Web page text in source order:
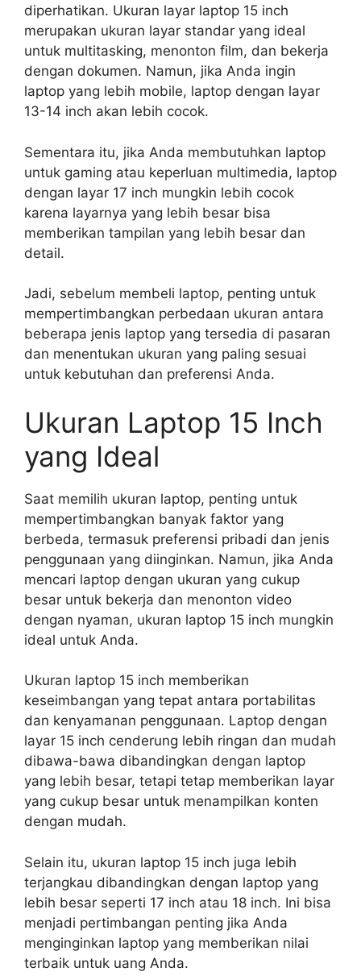
diperhatikan. Ukuran layar laptop 15 inch
merupakan ukuran layar standar yang ideal
untuk multitasking, menonton film, dan bekerja
dengan dokumen. Namun, jika Anda ingin
laptop yang lebih mobile, laptop dengan layar
13-14 inch akan lebih cocok.
Sementara itu, jika Anda membutuhkan laptop
untuk gaming atau keperluan multimedia, laptop
dengan layar 17 inch mungkin lebih cocok
karena layarnya yang lebih besar bisa
memberikan tampilan yang lebih besar dan
detail.
Jadi, sebelum membeli laptop, penting untuk
mempertimbangkan perbedaan ukuran antara
beberapa jenis laptop yang tersedia di pasaran
dan menentukan ukuran yang paling sesuai
untuk kebutuhan dan preferensi Anda.
Ukuran Laptop 15 Inch
yang Ideal
Saat memilih ukuran laptop, penting untuk
mempertimbangkan banyak faktor yang
berbeda, termasuk preferensi pribadi dan jenis
penggunaan yang diinginkan. Namun, jika Anda
mencari laptop dengan ukuran yang cukup
besar untuk bekerja dan menonton video
dengan nyaman, ukuran laptop 15 inch mungkin
ideal untuk Anda.
Ukuran laptop 15 inch memberikan
keseimbangan yang tepat antara portabilitas
dan kenyamanan penggunaan. Laptop dengan
layar 15 inch cenderung lebih ringan dan mudah
dibawa-bawa dibandingkan dengan laptop
yang lebih besar, tetapi tetap memberikan layar
yang cukup besar untuk menampilkan konten
dengan mudah.
Selain itu, ukuran laptop 15 inch juga lebih
terjangkau dibandingkan dengan laptop yang
lebih besar seperti 17 inch atau 18 inch. Ini bisa
menjadi pertimbangan penting jika Anda
menginginkan laptop yang memberikan nilai
terbaik untuk uang Anda.